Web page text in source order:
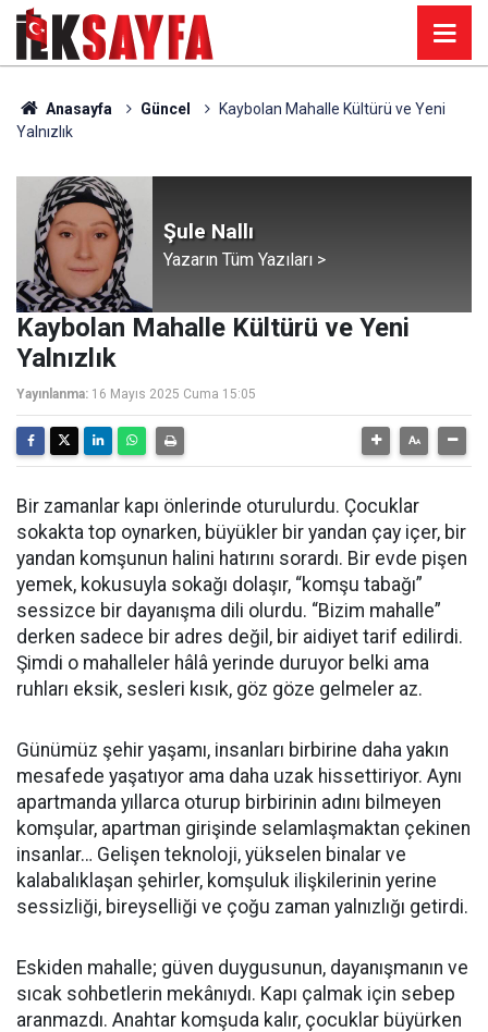
Anasayfa Güncel
Kaybolan Mahalle Kültürü ve Yeni
Yalnızlık
Şule Nallı
Yazarın Tüm Yazıları >
Kaybolan Mahalle Kültürü ve Yeni
Yalnızlık
Yayınlanma: 16 Mayıs 2025 Cuma 15:05
Bir zamanlar kapı önlerinde oturulurdu. Çocuklar
sokakta top oynarken, büyükler bir yandan çay içer, bir
yandan komşunun halini hatırını sorardı. Bir evde pişen
yemek, kokusuyla sokağı dolaşır, “komşu tabağı”
sessizce bir dayanışma dili olurdu. “Bizim mahalle”
derken sadece bir adres değil, bir aidiyet tarif edilirdi.
Şimdi o mahalleler hâlâ yerinde duruyor belki ama
ruhları eksik, sesleri kısık, göz göze gelmeler az.
Günümüz şehir yaşamı, insanları birbirine daha yakın
mesafede yaşatıyor ama daha uzak hissettiriyor. Aynı
apartmanda yıllarca oturup birbirinin adını bilmeyen
komşular, apartman girişinde selamlaşmaktan çekinen
insanlar… Gelişen teknoloji, yükselen binalar ve
kalabalıklaşan şehirler, komşuluk ilişkilerinin yerine
sessizliği, bireyselliği ve çoğu zaman yalnızlığı getirdi.
Eskiden mahalle; güven duygusunun, dayanışmanın ve
sıcak sohbetlerin mekânıydı. Kapı çalmak için sebep
aranmazdı. Anahtar komşuda kalır, çocuklar büyürken